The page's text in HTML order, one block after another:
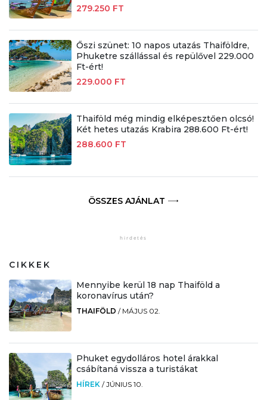
279.250 FT
Őszi szünet: 10 napos utazás Thaiföldre,
Phuketre szállással és repülővel 229.000
Ft-ért!
229.000 FT
Thaiföld még mindig elképesztően olcsó!
Két hetes utazás Krabira 288.600 Ft-ért!
288.600 FT
ÖSSZES AJÁNLAT
CIKKEK
Mennyibe kerül 18 nap Thaiföld a
koronavírus után?
THAIFÖLD / MÁJUS 02.
Phuket egydolláros hotel árakkal
csábítaná vissza a turistákat
HÍREK /JÚNIUS 10.